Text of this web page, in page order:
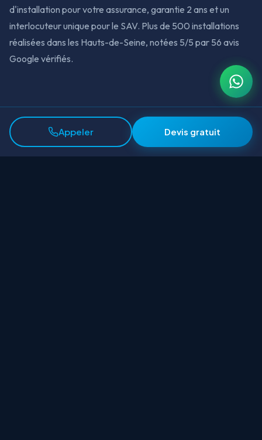
d'installation pour votre assurance, garantie 2 ans et un
interlocuteur unique pour le SAV. Plus de 500 installations
réalisées dans les Hauts-de-Seine, notées 5/5 par 56 avis
Google vérifiés.
Appeler Devis gratuit